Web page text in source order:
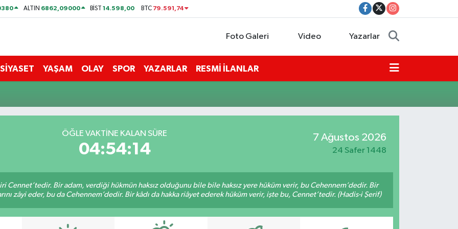
ALTIN 6862,09000 BİST14.598,00 BTC 79.591,74
Foto Galeri Video Yazarlar
SİYASET YAŞAM OLAY SPOR YAZARLAR RESMİ İLANLAR
ÖĞLE VAKTİNE KALAN SÜRE
04:54:14
7 Ağustos 2026
24 Safer 1448
Cennet’tedir. Bir adam, verdiği hükmün haksız olduğunu bile bile haksız yere hüküm verir, bu Cehennem’dedir. Bir
zâyi eder, bu da Cehennem’dedir. Bir kâdı da hakka riâyet ederek hüküm verir, işte bu, Cennet’tedir. (Hadis-i Şerif)